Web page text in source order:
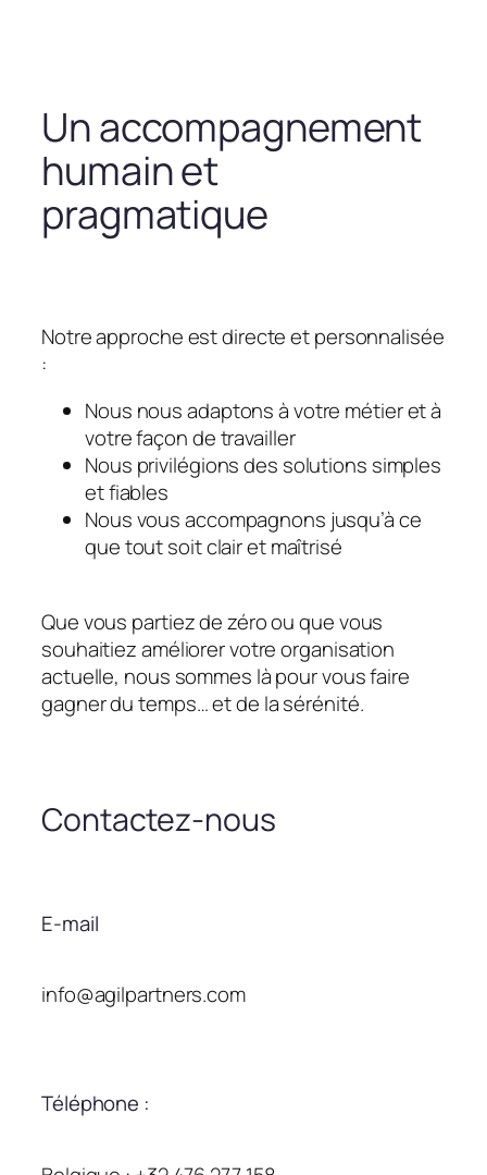
Un accompagnement
humain et
pragmatique
Notre approche est directe et personnalisée
:
Nous nous adaptons à votre métier et à
votre façon de travailler
Nous privilégions des solutions simples
et fiables
Nous vous accompagnons jusqu’à ce
que tout soit clair et maîtrisé
Que vous partiez de zéro ou que vous
souhaitiez améliorer votre organisation
actuelle, nous sommes là pour vous faire
gagner du temps… et de la sérénité.
Contactez-nous
E-mail
info@agilpartners.com
Téléphone :